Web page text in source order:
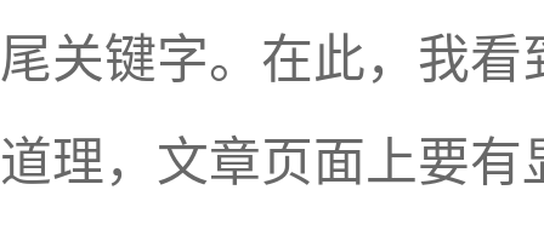
尾关键字。在此，我
道理，文章页面上要